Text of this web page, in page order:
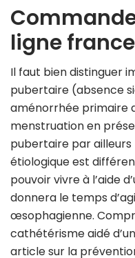
ligne france
Il faut bien distinguer
pubertaire (absence
aménorrhée primaire
menstruation en
pubertaire par
étiologique est
pouvoir vivre à l’aide
donnera le temps
œsophagienne.
cathétérisme aidé
article sur la